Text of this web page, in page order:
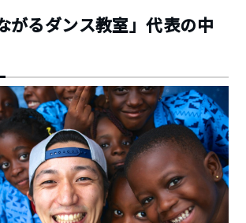
がるダンス教室」代表の中